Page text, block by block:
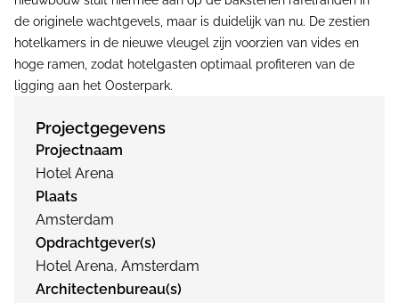
de originele wachtgevels, maar is duidelijk van nu. De zestien
hotelkamers in de nieuwe vleugel zijn voorzien van vides en
hoge ramen, zodat hotelgasten optimaal profiteren van de
ligging aan het Oosterpark.
Projectgegevens
Projectnaam
Hotel Arena
Plaats
Amsterdam
Opdrachtgever(s)
Hotel Arena, Amsterdam
Architectenbureau(s)